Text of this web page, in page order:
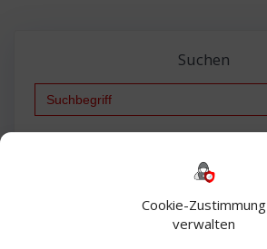
Cookie-Zustimmung
verwalten
Suchen
Search
Bautagebuch
Exchange firewall Fritzbox
Microsoft